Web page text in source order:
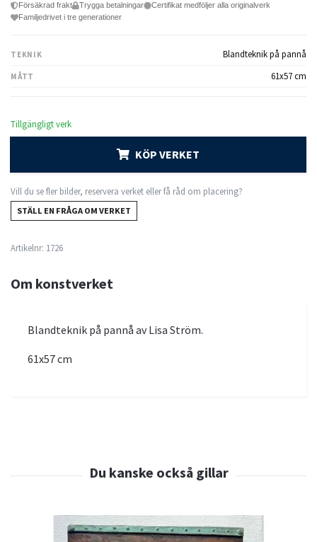
Försäkrad frakt Trygga betalningar
Certifikat medföljer alla originalverk
Familjedrivet i tre generationer
TEKNIK Blandteknik på pannå
MÅTT 61x57 cm
Tillgängligt verk
KÖP VERKET
Vill du se fler bilder, reservera verket eller få råd om placering?
STÄLL EN FRÅGA OM VERKET
Artikelnr: 1726
Om konstverket
Blandteknik på pannå av Lisa Ström.
61x57 cm